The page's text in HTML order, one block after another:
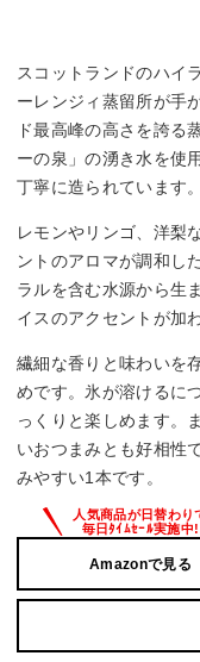
スコットランドのハイ
ーレンジィ蒸留所が手
ド最高峰の高さを誇る
ーの泉」の湧き水を使
丁寧に造られています。
レモンやリンゴ、洋梨
ントのアロマが調和し
ラルを含む水源から生
イスのアクセントが加
繊細な香りと味わいを
めです。氷が溶けるに
っくりと楽しめます。
いおつまみとも好相性
みやすい1本です。
Amazonで見る